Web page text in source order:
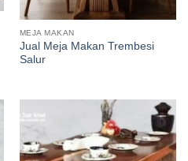
MEJA MAKAN
Jual Meja Makan Trembesi
Salur